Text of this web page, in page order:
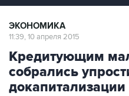
ЭКОНОМИКА
11:39, 10 апреля 2015
Кредитующим
собрались